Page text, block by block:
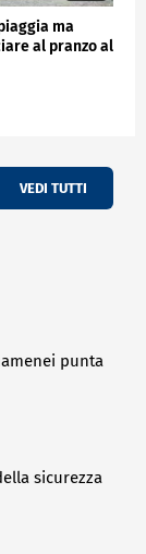
ma
al pranzo al
VEDI TUTTI
punta
sicurezza